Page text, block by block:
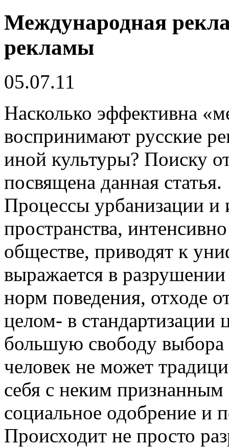
Международная
рекламы
05.07.11
Насколько эффективна
воспринимают русские
иной культуры? Поиску
посвящена данная статья.
Процессы урбанизации и
пространства,
обществе, приводят к
выражается в
норм поведения, отходе
целом- в стандартизации
большую свободу выбора
человек не может
себя с неким
социальное одобрение и
Происходит не просто